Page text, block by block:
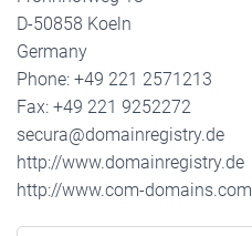
D-50858 Koeln
Germany
Phone: +49 221 2571213
Fax: +49 221 9252272
secura@domainregistry.de
http://www.domainregistry.de
http://www.com-domains.com